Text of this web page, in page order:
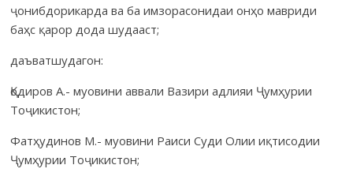
ҷонибдорикарда ва ба имзорасонидаи онҳо мавриди
баҳс қарор дода шудааст;
даъватшудагон:
Қодиров А.- муовини аввали Вазири адлияи Ҷумҳурии
Тоҷикистон;
Фатҳудинов М.- муовини Раиси Суди Олии иқтисодии
Ҷумҳурии Тоҷикистон;